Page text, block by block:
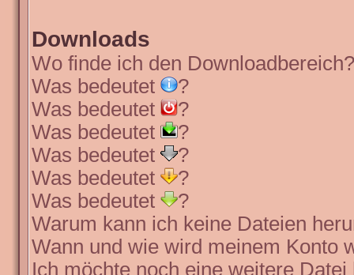
Downloads
Wo finde ich den Downloadbereich?
Was bedeutet
?
Was bedeutet
?
Was bedeutet
?
Was bedeutet
?
Was bedeutet
?
Was bedeutet
?
Warum kann ich keine Dateien
Wann und wie wird meinem Konto
Ich möchte noch eine weitere